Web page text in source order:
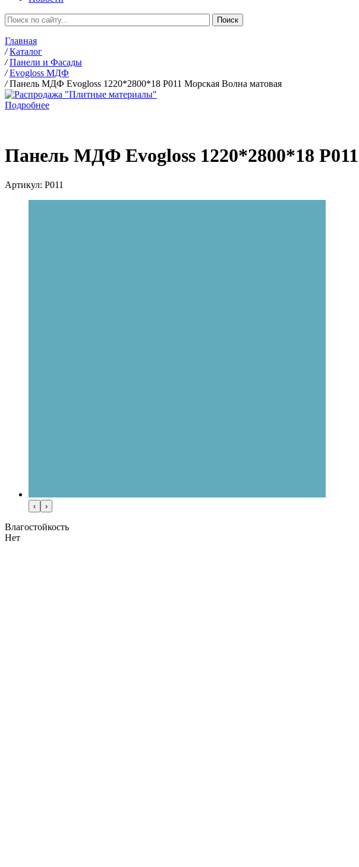
Главная
/ Каталог
/ Панели и Фасады
/ Evogloss МДФ
/ Панель МДФ Evogloss 1220*2800*18 P011 Морская Волна матовая
Подробнее
Панель МДФ Evogloss 1220*2800*18
Артикул: P011
‹ ›
Влагостойкость
Нет